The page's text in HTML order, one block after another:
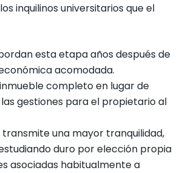
inquilinos universitarios que el
esta etapa años después de
acomodada.
completo en lugar de
gestiones para el propietario al
transmite una mayor tranquilidad,
duro por elección propia
asociadas habitualmente a